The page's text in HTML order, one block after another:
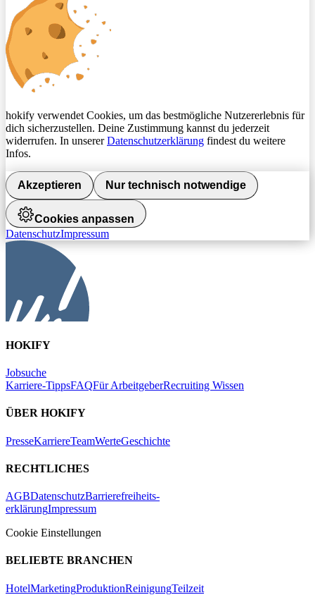
hokify verwendet Cookies, um das bestmögliche Nutzererlebnis für
dich sicherzustellen. Deine Zustimmung kannst du jederzeit
widerrufen. In unsererDatenschutzerklärung findest du weitere
Infos.
Akzeptieren Nur technisch notwendige
Cookies anpassen
DatenschutzImpressum
HOKIFY
Jobsuche
Karriere-TippsFAQFür ArbeitgeberRecruiting Wissen
ÜBER HOKIFY
PresseKarriereTeamWerteGeschichte
RECHTLICHES
AGBDatenschutzBarrierefreiheits-
erklärungImpressum
Cookie Einstellungen
BELIEBTE BRANCHEN
HotelMarketingProduktionReinigungTeilzeit